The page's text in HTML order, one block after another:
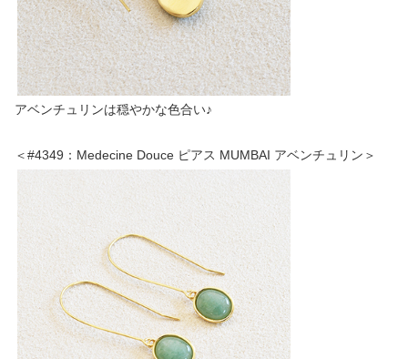
アベンチュリンは穏やかな色合い♪
＜#4349：Medecine Douce ピアス MUMBAI アベンチュリン＞